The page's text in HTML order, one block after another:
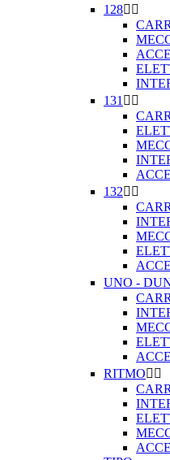
128 
131  
132 
UNO -
RITMO 